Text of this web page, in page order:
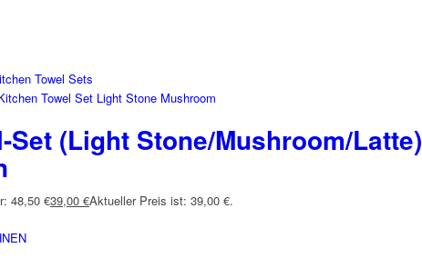
Set (Light Stone/Mushroom/Latte)
48,50 €39,00 €Aktueller Preis ist: 39,00 €.